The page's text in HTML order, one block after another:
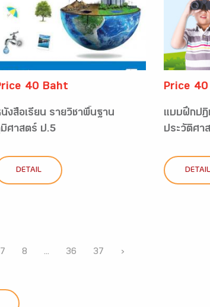
40 Baht
งสือเรียน รายวิชาพื้นฐาน
ศาสตร์ ป.5
DETAIL
Price
แบบฝึกปฏิ
ประวัติศา
DETAIL
7 8 ... 36 37 ›